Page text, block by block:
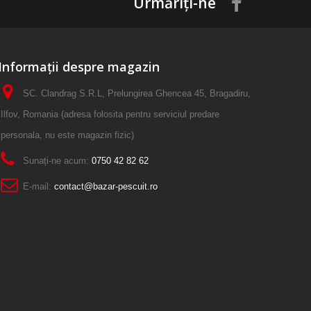
Informații despre magazin
SC. Clandrag S.R.L, Prelungirea Ghencea 45, Bragadiru,
Ilfov, Romania (adresa folosita pentru serviciul predare
personala, nu este magazin fizic)
Sunați-ne acum: 0750 42 82 62
E-mail: contact@bazar-pescuit.ro